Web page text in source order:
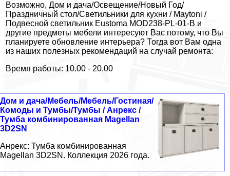
Возможно, Дом и дача/Освещение/Новый Год/
Праздничный стол/Светильники для кухни / Maytoni /
Подвесной светильник Eustoma MOD238-PL-01-B и
другие предметы мебели интересуют Вас потому, что Вы
планируете обновление интерьера? Тогда вот Вам одна
из наших полезных рекомендаций на случай ремонта:
Время работы: 10.00 - 20.00
Дом и дача/Мебель/Мебель/Гостиная/
Комоды и Тумбы/Тумбы / Анрекс /
Тумба комбинированная Magellan
3D2SN
Анрекс: Тумба комбинированная
Magellan 3D2SN. Коллекция 2026 года.